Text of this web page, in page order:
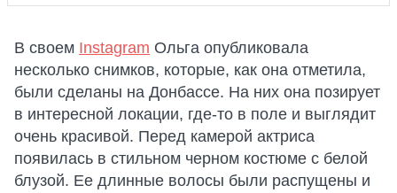
В своем Instagram Ольга опубликовала
несколько снимков, которые, как она отметила,
были сделаны на Донбассе. На них она позирует
в интересной локации, где-то в поле и выглядит
очень красивой. Перед камерой актриса
появилась в стильном черном костюме с белой
блузой. Ее длинные волосы были распущены и